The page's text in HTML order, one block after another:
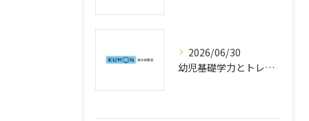
2026/06/30
幼児基礎学力とトレーニングを神奈川県横浜市鶴見区で始めるための公文式活用法と学力向上のポイント